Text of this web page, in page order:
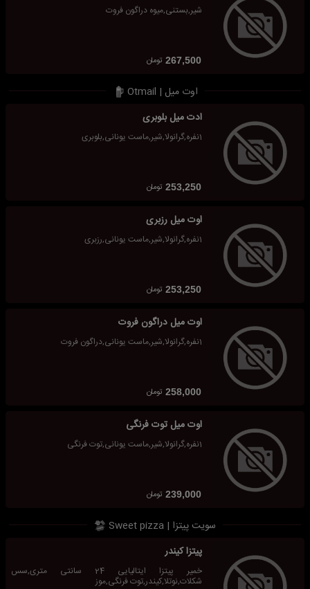
شیر,بستنی,میوه دراگون فروت
267,500 تومان
اوت میل | Otmail
ادت میل بلوبری
1نفره,گرانولا,شیر,ماست یونانی,بلوبری
253,250 تومان
اوت میل رزبری
1نفره,گرانولا,شیر,ماست یونانی,رزبری
253,250 تومان
اوت میل دراگون فروت
1نفره,گرانولا,شیر,ماست یونانی,دراگون فروت
258,000 تومان
اوت میل توت فرنگی
1نفره,گرانولا,شیر,ماست یونانی,توت فرنگی
239,000 تومان
سویت پیتزا | Sweet pizza
پیتزا کیندر
خمیر پیتزا ایتالیایی 24 سانتی متری,سس
شکلات,نوتلا,کیندر,توت فرنگی,موز